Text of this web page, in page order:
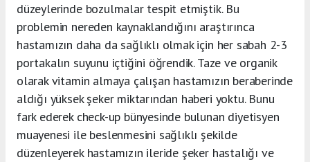
düzeylerinde bozulmalar tespit etmiştik. Bu
problemin nereden kaynaklandığını araştırınca
hastamızın daha da sağlıklı olmak için her sabah 2-3
portakalın suyunu içtiğini öğrendik. Taze ve organik
olarak vitamin almaya çalışan hastamızın beraberinde
aldığı yüksek şeker miktarından haberi yoktu. Bunu
fark ederek check-up bünyesinde bulunan diyetisyen
muayenesi ile beslenmesini sağlıklı şekilde
düzenleyerek hastamızın ileride şeker hastalığı ve